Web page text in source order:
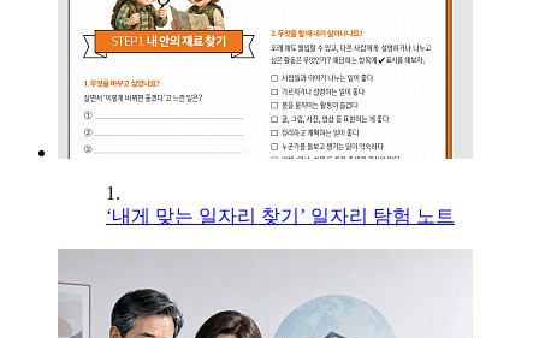
1.
‘내게 맞는 일자리 찾기’ 일자리 탐험 노트